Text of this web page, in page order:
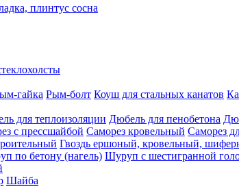
плинтус сосна
гайка Рым-болт Коуш для стальных канатов
для теплоизоляции Дюбель для пенобетона
с прессшайбой Саморез кровельный Саморез
Гвоздь ершоный, кровельный,
по бетону (нагель) Шуруп с шестигранной
Шайба